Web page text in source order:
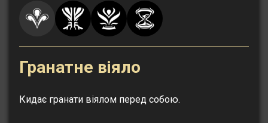
Гранатне віяло
Кидає гранати віялом перед собою.